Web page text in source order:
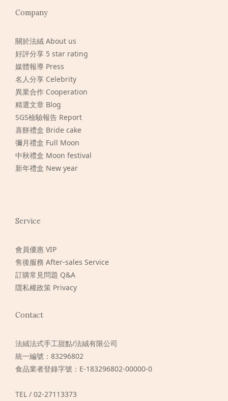
Company
關於法絨 About us
好評分享 5 star rating
媒體報導 Press
名人分享 Celebrity
異業合作 Cooperation
精選文章 Blog
SGS檢驗報告 Report
喜餅禮盒 Bride cake
彌月禮盒 Full Moon
中秋禮盒 Moon festival
新年禮盒 New year
Service
會員優惠 VIP
售後服務 After-sales Service
訂購常見問題 Q&A
隱私權政策 Privacy
Contact
法絨法式手工甜點/法絨有限公司
統一編號：83296802
食品業者登錄字號：E-183296802-00000-0
TEL / 02-27113373